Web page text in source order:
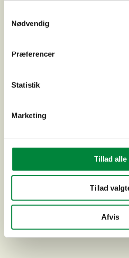
Nødvendig
Præferencer
Statistik
Marketing
Tillad alle
Tillad
Afvis
Trongårdsskolens svømmehalstag
Brødeskov Hallen